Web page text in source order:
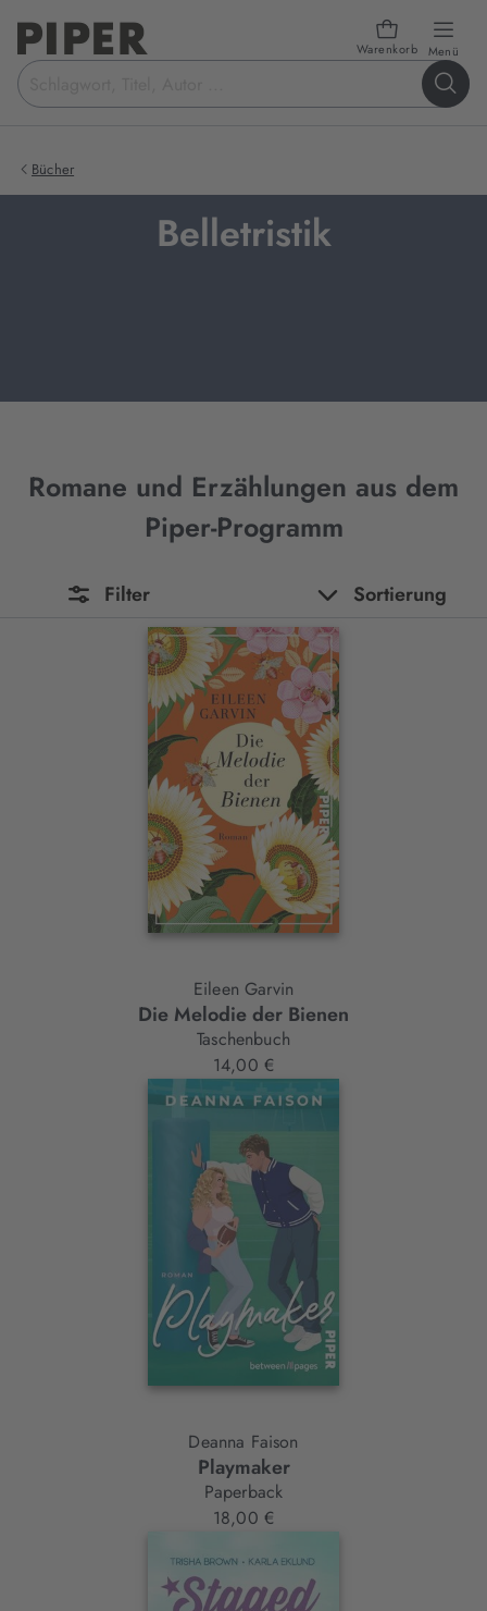
Warenkorb Menü
Suchbegriff
eingeben
Bücher
Belletristik
Romane und Erzählungen aus dem
Piper-Programm
Filter Sortierung
Eileen Garvin
Die Melodie der Bienen
Taschenbuch
14,00 €
Deanna Faison
Playmaker
Paperback
18,00 €